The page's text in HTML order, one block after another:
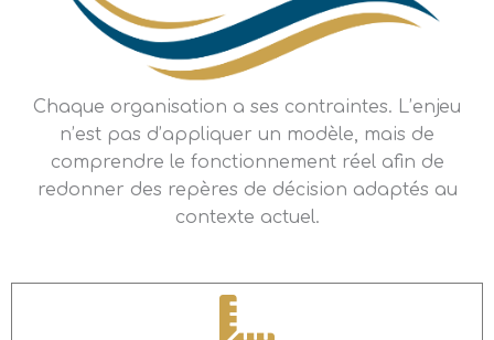
Chaque organisation a ses contraintes. L’enjeu
n’est pas d’appliquer un modèle, mais de
comprendre le fonctionnement réel afin de
redonner des repères de décision adaptés au
contexte actuel.